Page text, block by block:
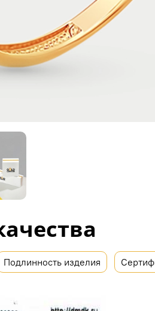
Подлинность изделия